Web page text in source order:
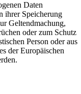
Daten
ihrer Speicherung
Geltendmachung,
oder zum Schutz
Person oder aus
der Europäischen